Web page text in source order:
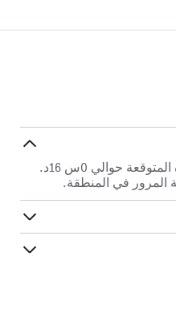
المسافة بين أقرب مطار، مطار Kona Intl و Lilikoi Inn هي 20.9 كم ومدة القيادة المتوقعة حوالي 0س 16د.
المرور في المنطقة.